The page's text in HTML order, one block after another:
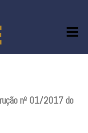
nº 01/2017 do